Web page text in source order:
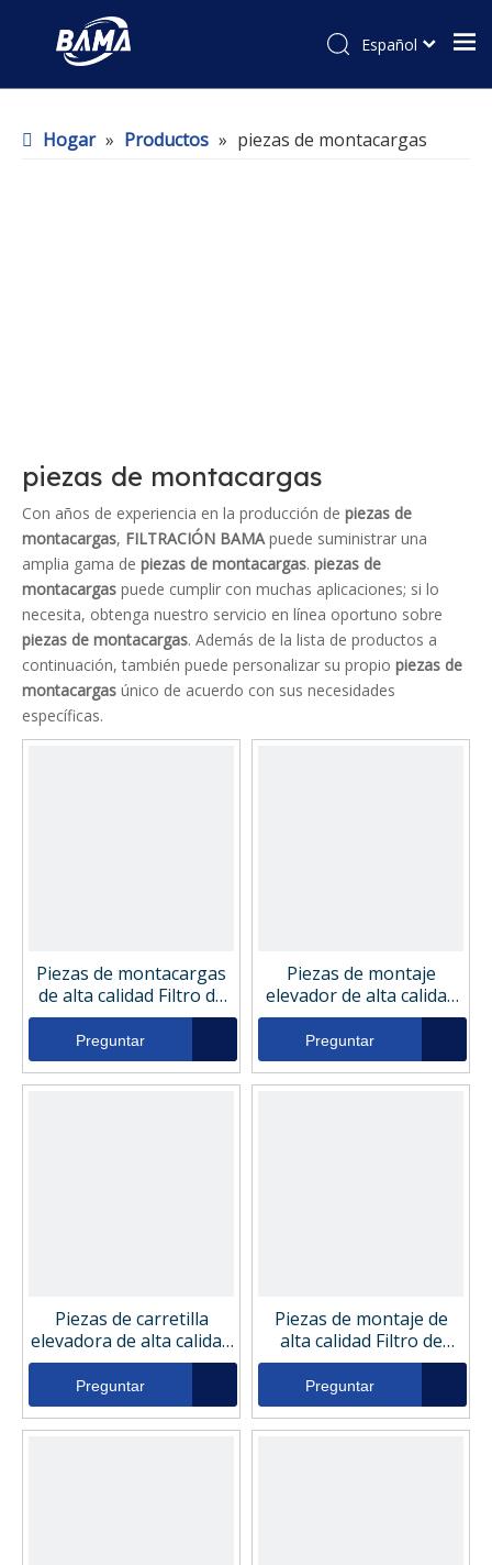
Español
Hogar » Productos » piezas de montacargas
piezas de montacargas
Con años de experiencia en la producción de piezas de
montacargas, FILTRACIÓN BAMApuede suministrar una
amplia gama de piezas de montacargas. piezas de
montacargas puede cumplir con muchas aplicaciones; si lo
necesita, obtenga nuestro servicio en línea oportuno sobre
piezas de montacargas. Además de la lista de productos a
continuación, también puede personalizar su propio piezas de
montacargas único de acuerdo con sus necesidades
específicas.
Piezas de montacargas
de alta calidad Filtro de
retorno de aceite
hidráulico Nuevo
Holanda 6166
Preguntar
Piezas de montaje
elevador de alta calidad
Filtro de retorno de
aceite hidráulico Filtros
nacionales RFC150-8-
10G-B
Preguntar
Piezas de carretilla
elevadora de alta calidad
Filtro de retorno de
aceite hidráulico Mecalac
605A0006
Preguntar
Piezas de montaje de
alta calidad Filtro de
retorno de aceite
hidráulico Filtro principal
MF0062368
Preguntar